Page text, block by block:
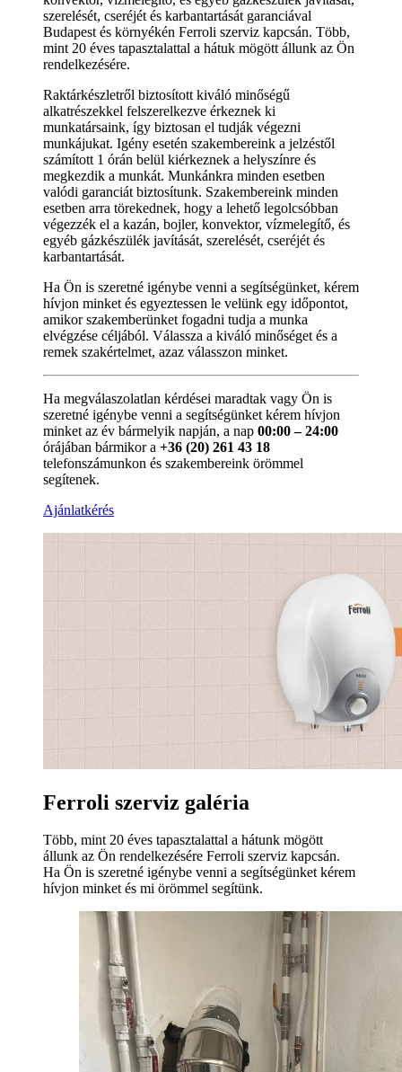
szerelését, cseréjét és karbantartását garanciával
Budapest és környékén Ferroli szerviz kapcsán. Több,
mint 20 éves tapasztalattal a hátuk mögött állunk az Ön
rendelkezésére.
Raktárkészletről biztosított kiváló minőségű
alkatrészekkel felszerelkezve érkeznek ki
munkatársaink, így biztosan el tudják végezni
munkájukat. Igény esetén szakembereink a jelzéstől
számított 1 órán belül kiérkeznek a helyszínre és
megkezdik a munkát. Munkánkra minden esetben
valódi garanciát biztosítunk. Szakembereink minden
esetben arra törekednek, hogy a lehető legolcsóbban
végezzék el a kazán, bojler, konvektor, vízmelegítő, és
egyéb gázkészülék javítását, szerelését, cseréjét és
karbantartását.
Ha Ön is szeretné igénybe venni a segítségünket, kérem
hívjon minket és egyeztessen le velünk egy időpontot,
amikor szakemberünket fogadni tudja a munka
elvégzése céljából. Válassza a kiváló minőséget és a
remek szakértelmet, azaz válasszon minket.
Ha megválaszolatlan kérdései maradtak vagy Ön is
szeretné igénybe venni a segítségünket kérem hívjon
minket az év bármelyik napján, a nap 00:00 – 24:00
órájában bármikor a +36 (20) 261 43 18
telefonszámunkon és szakembereink örömmel
segítenek.
Ajánlatkérés
Ferroli szerviz galéria
Több, mint 20 éves tapasztalattal a hátunk mögött
állunk az Ön rendelkezésére Ferroli szerviz kapcsán.
Ha Ön is szeretné igénybe venni a segítségünket kérem
hívjon minket és mi örömmel segítünk.